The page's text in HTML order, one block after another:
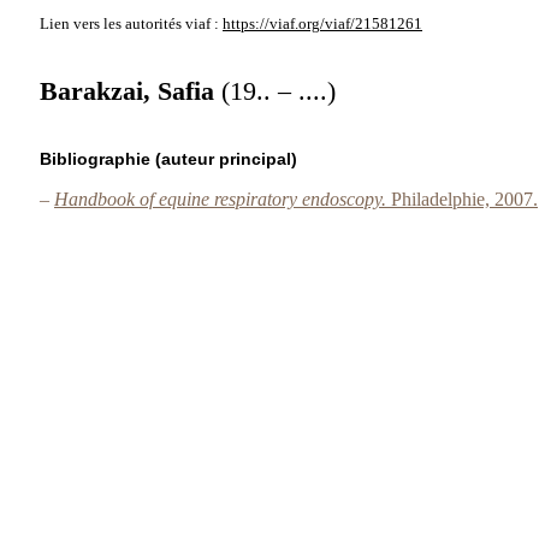
Lien vers les autorités viaf : https://viaf.org/viaf/21581261
Barakzai, Safia (19.. – ....)
Bibliographie (auteur principal)
– Handbook of equine respiratory endoscopy. Philadelphie, 2007.